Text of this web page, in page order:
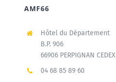
AMF66
Hôtel du Département
B.P. 906
66906 PERPIGNAN CEDEX
04 68 85 89 60